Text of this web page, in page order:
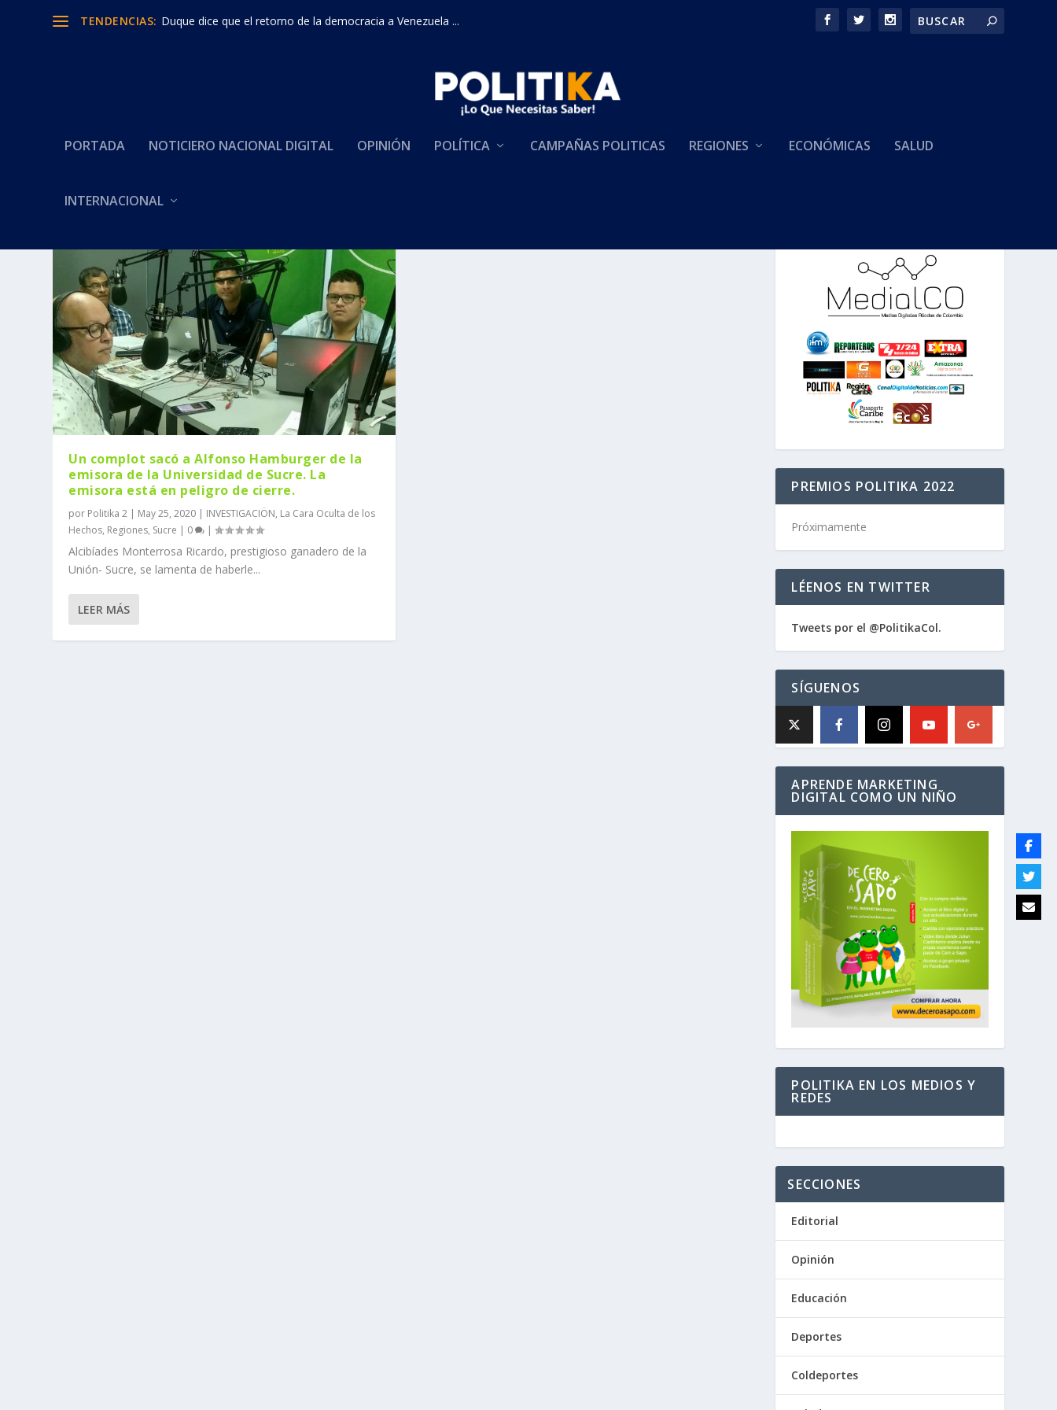
TENDENCIAS: Duque dice que el retorno de la democracia a Venezuela ...
PORTADA NOTICIERO NACIONAL DIGITAL OPINIÓN POLÍTICA CAMPAÑAS POLITICAS REGIONES ECONÓMICAS SALUD
INTERNACIONAL
Categoría: La Cara Oculta de los Hechos
Un complot sacó a Alfonso Hamburger de la
emisora de la Universidad de Sucre. La
emisora está en peligro de cierre.
por Politika 2 | May 25, 2020 | INVESTIGACIÖN, La Cara Oculta de los
Hechos, Regiones, Sucre | 0 |
Alcibíades Monterrosa Ricardo, prestigioso ganadero de la
Unión- Sucre, se lamenta de haberle...
LEER MÁS
PREMIOS POLITIKA 2022
Próximamente
LÉENOS EN TWITTER
Tweets por el @PolitikaCol.
SÍGUENOS
APRENDE MARKETING
DIGITAL COMO UN NIÑO
POLITIKA EN LOS MEDIOS Y
REDES
SECCIONES
Editorial
Opinión
Educación
Deportes
Coldeportes